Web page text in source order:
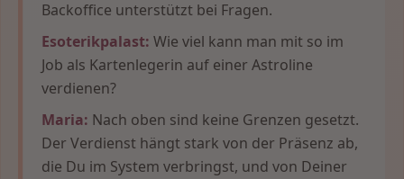
Backoffice unterstützt bei Fragen.
Esoterikpalast: Wie viel kann man mit so im
Job als Kartenlegerin auf einer Astroline
verdienen?
Maria: Nach oben sind keine Grenzen gesetzt.
Der Verdienst hängt stark von der Präsenz ab,
die Du im System verbringst, und von Deiner